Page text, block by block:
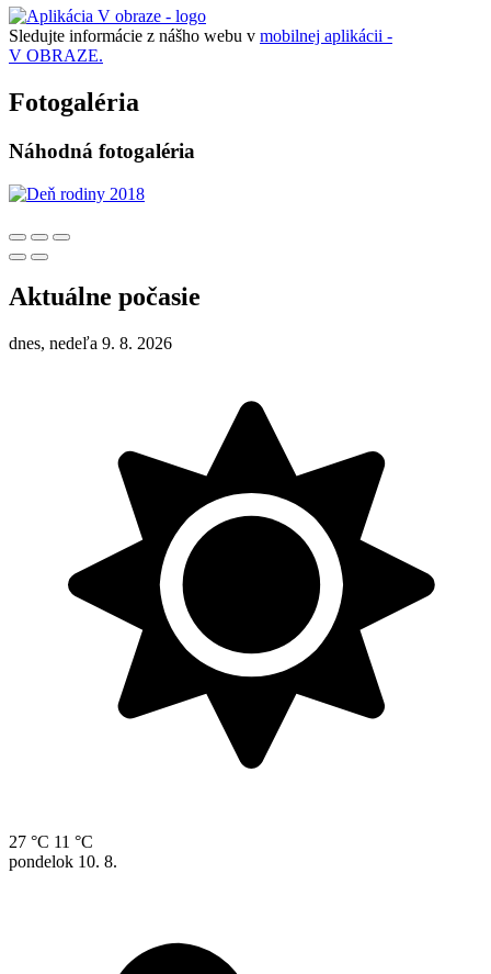
Sledujte informácie z nášho webu v mobilnej aplikácii -
V OBRAZE.
Fotogaléria
Náhodná fotogaléria
Aktuálne počasie
dnes, nedeľa 9. 8. 2026
27 °C 11 °C
pondelok 10. 8.